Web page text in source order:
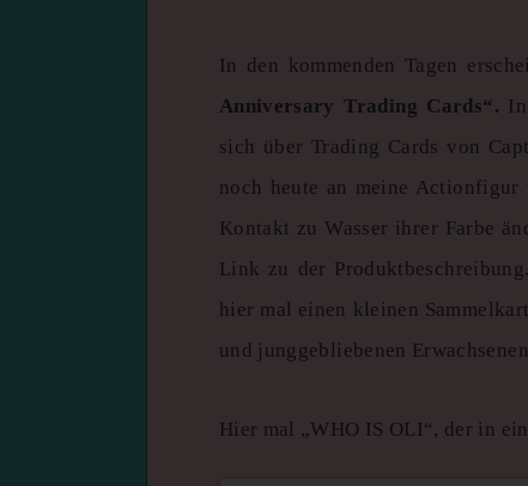
In den kommenden Tagen
Anniversary Trading Cards“.
sich über Trading Cards von
noch heute an meine Actionfigur
Kontakt zu Wasser ihrer Farbe
Link zu der
hier mal einen kleinen
und junggebliebenen
Hier mal „WHO IS OLI“, der in